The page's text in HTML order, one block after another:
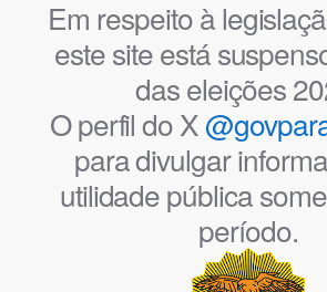
Em respeito à
este site está
das eleições
O perfil do X
para divulgar
utilidade pública
período.